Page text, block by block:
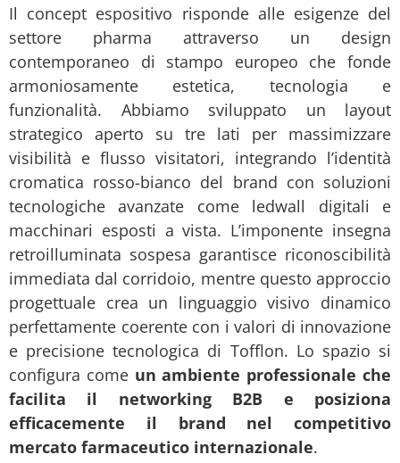
Il concept espositivo risponde alle esigenze del
settore pharma attraverso un design
contemporaneo di stampo europeo che fonde
armoniosamente estetica, tecnologia e
funzionalità. Abbiamo sviluppato un layout
strategico aperto su tre lati per massimizzare
visibilità e flusso visitatori, integrando l’identità
cromatica rosso-bianco del brand con soluzioni
tecnologiche avanzate come ledwall digitali e
macchinari esposti a vista. L’imponente insegna
retroilluminata sospesa garantisce riconoscibilità
immediata dal corridoio, mentre questo approccio
progettuale crea un linguaggio visivo dinamico
perfettamente coerente con i valori di innovazione
e precisione tecnologica di Tofflon. Lo spazio si
configura comeun ambiente professionale che
facilita il networking B2B e posiziona
efficacemente il brand nel competitivo
mercato farmaceutico internazionale.